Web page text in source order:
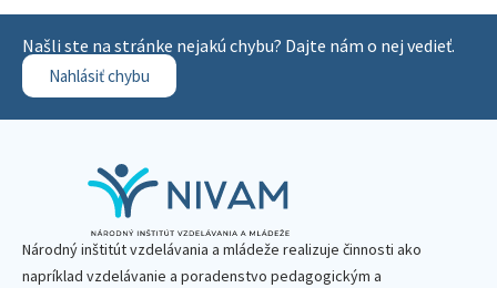
Našli ste na stránke nejakú chybu? Dajte nám o nej vedieť.
Nahlásiť chybu
Národný inštitút vzdelávania a mládeže realizuje činnosti ako
napríklad vzdelávanie a poradenstvo pedagogickým a